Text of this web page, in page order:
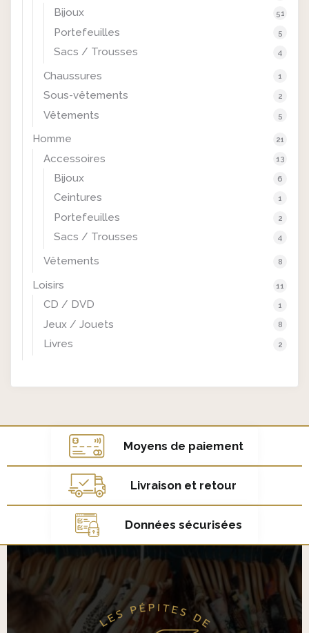
Bijoux 51
Portefeuilles 5
Sacs / Trousses 4
Chaussures 1
Sous-vêtements 2
Vêtements 5
Homme 21
Accessoires 13
Bijoux 6
Ceintures 1
Portefeuilles 2
Sacs / Trousses 4
Vêtements 8
Loisirs 11
CD / DVD 1
Jeux / Jouets 8
Livres 2
Moyens de paiement
Livraison et retour
Données sécurisées